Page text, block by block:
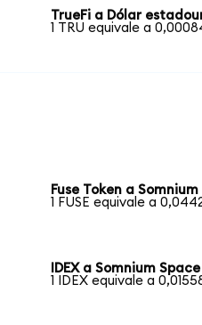
TrueFi a Dólar
1 TRU equivale a
Fuse Token a Somnium
1 FUSE equivale a
IDEX a Somnium Space
1 IDEX equivale a